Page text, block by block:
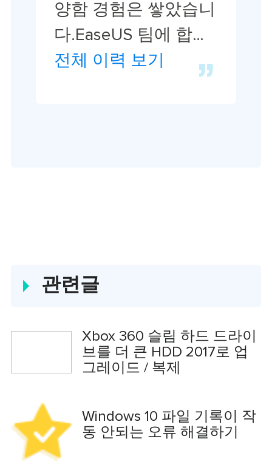
양함 경험은 쌓았습니
다.EaseUS 팀에 합류
한 이후 EaseUS 웹사
다.…
전체 이력 보기
관련글
Xbox 360 슬림 하드 드라이
브를 더 큰 HDD 2017로 업
그레이드 / 복제
Windows 10 파일 기록이 작
동 안되는 오류 해결하기